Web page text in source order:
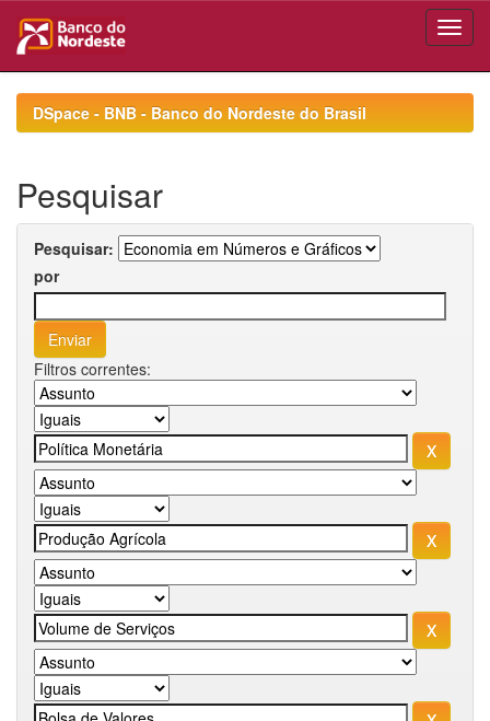
navigationDSpace - BNB - Banco do Nordeste do Brasil
Pesquisar
Pesquisar:
por
Filtros correntes: